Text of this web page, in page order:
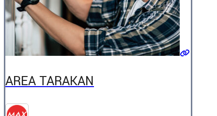
AREA TARAKAN